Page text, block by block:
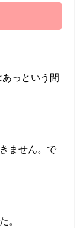
っという間
ません。で
。